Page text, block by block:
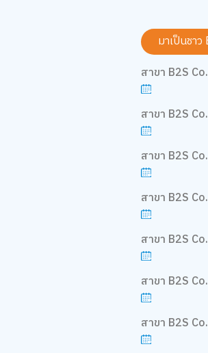
มาเป็นชา
สาขา B2S
สาขา B2S
สาขา B2S
สาขา B2S
สาขา B2S
สาขา B2S
สาขา B2S